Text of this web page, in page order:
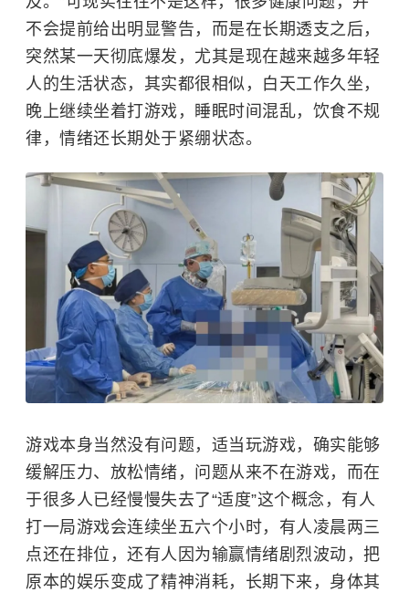
不会提前给出明显警告，而是在长期透支之后，
突然某一天彻底爆发，尤其是现在越来越多年轻
人的生活状态，其实都很相似，白天工作久坐，
晚上继续坐着打游戏，睡眠时间混乱，饮食不规
律，情绪还长期处于紧绷状态。
游戏本身当然没有问题，适当玩游戏，确实能够
缓解压力、放松情绪，问题从来不在游戏，而在
于很多人已经慢慢失去了“适度”这个概念，有人
打一局游戏会连续坐五六个小时，有人凌晨两三
点还在排位，还有人因为输赢情绪剧烈波动，把
原本的娱乐变成了精神消耗，长期下来，身体其